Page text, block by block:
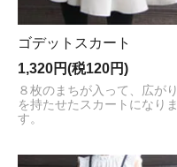
ゴデットスカート
1,320円(税120円)
８枚のまちが入って、広がり
を持たせたスカートになりま
す。